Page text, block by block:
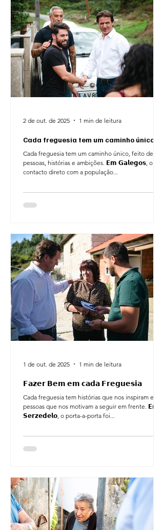
Cada freguesia tem um caminho único!
Cada freguesia tem um caminho único, feito de
pessoas, histórias e ambições. 𝗘𝗺 𝗚𝗮𝗹𝗲𝗴𝗼𝘀, o
contacto direto com a população...
2 de out. de 2025 1 min de leitura
𝗙𝗮𝘇𝗲𝗿 𝗕𝗲𝗺 𝗲𝗺 𝗰𝗮𝗱𝗮 𝗙𝗿𝗲𝗴𝘂𝗲𝘀𝗶𝗮
Cada freguesia tem histórias que nos inspiram e
pessoas que nos motivam a seguir em frente. 𝗘𝗺
𝗦𝗲𝗿𝘇𝗲𝗱𝗲𝗹𝗼, o porta-a-porta foi...
1 de out. de 2025 1 min de leitura